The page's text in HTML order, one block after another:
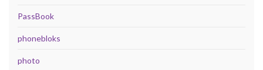
PassBook
phonebloks
photo